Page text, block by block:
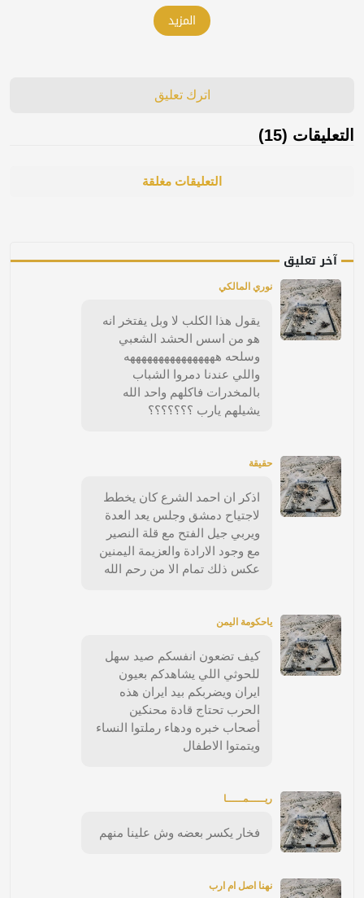
المزيد
اترك تعليق
التعليقات (15)
التعليقات مغلقة
آخر تعليق
نوري المالكي
يقول هذا الكلب لا وبل يفتخر انه
هو من اسس الحشد الشعبي
وسلحه ههههههههههههههههه
واللي عندنا دمروا الشباب
بالمخدرات فاكلهم واحد الله
يشيلهم يارب ؟؟؟؟؟؟؟
حقيقة
اذكر ان احمد الشرع كان يخطط
لاجتياح دمشق وجلس يعد العدة
ويربي جيل الفتح مع قلة النصير
مع وجود الارادة والعزيمة اليمنين
عكس ذلك تمام الا من رحم الله
ياحكومة اليمن
كيف تضعون انفسكم صيد سهل
للحوثي اللي يشاهدكم بعيون
ايران ويضربكم بيد ايران هذه
الحرب تحتاج قادة محنكين
أصحاب خبره ودهاء رملتوا النساء
ويتمتوا الاطفال
ريـــــمـــــا
فخار يكسر بعضه وش علينا منهم
نهنا اصل ام ارب